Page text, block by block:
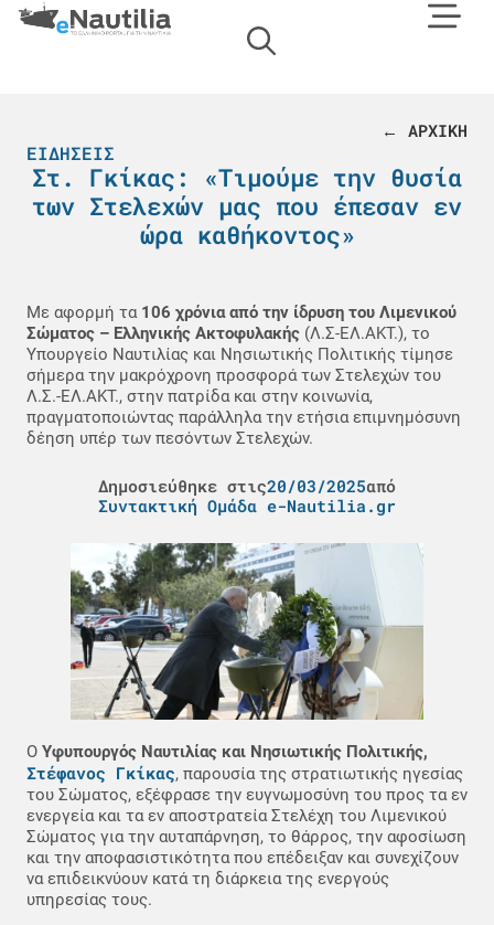
← ΑΡΧΙΚΗ
ΕΙΔΉΣΕΙΣ
Στ. Γκίκας: «Τιμούμε την θυσία
των Στελεχών μας που έπεσαν εν
ώρα καθήκοντος»
Με αφορμή τα 106 χρόνια από την ίδρυση του Λιμενικού
Σώματος – Ελληνικής Ακτοφυλακής (Λ.Σ-ΕΛ.ΑΚΤ.), το
Υπουργείο Ναυτιλίας και Νησιωτικής Πολιτικής τίμησε
σήμερα την μακρόχρονη προσφορά των Στελεχών του
Λ.Σ.-ΕΛ.ΑΚΤ., στην πατρίδα και στην κοινωνία,
πραγματοποιώντας παράλληλα την ετήσια επιμνημόσυνη
δέηση υπέρ των πεσόντων Στελεχών.
Δημοσιεύθηκε στις20/03/2025από
Συντακτική Ομάδα e-Nautilia.gr
Ο Υφυπουργός Ναυτιλίας και Νησιωτικής Πολιτικής,
Στέφανος Γκίκας, παρουσία της στρατιωτικής ηγεσίας
του Σώματος, εξέφρασε την ευγνωμοσύνη του προς τα εν
ενεργεία και τα εν αποστρατεία Στελέχη του Λιμενικού
Σώματος για την αυταπάρνηση, το θάρρος, την αφοσίωση
και την αποφασιστικότητα που επέδειξαν και συνεχίζουν
να επιδεικνύουν κατά τη διάρκεια της ενεργούς
υπηρεσίας τους.